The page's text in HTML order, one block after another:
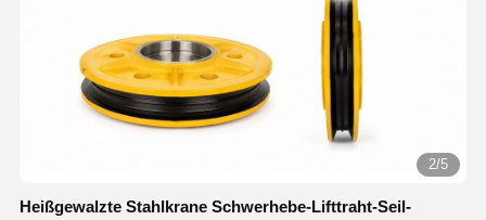
2/5
Heißgewalzte Stahlkrane Schwerhebe-Lifttraht-Seil-